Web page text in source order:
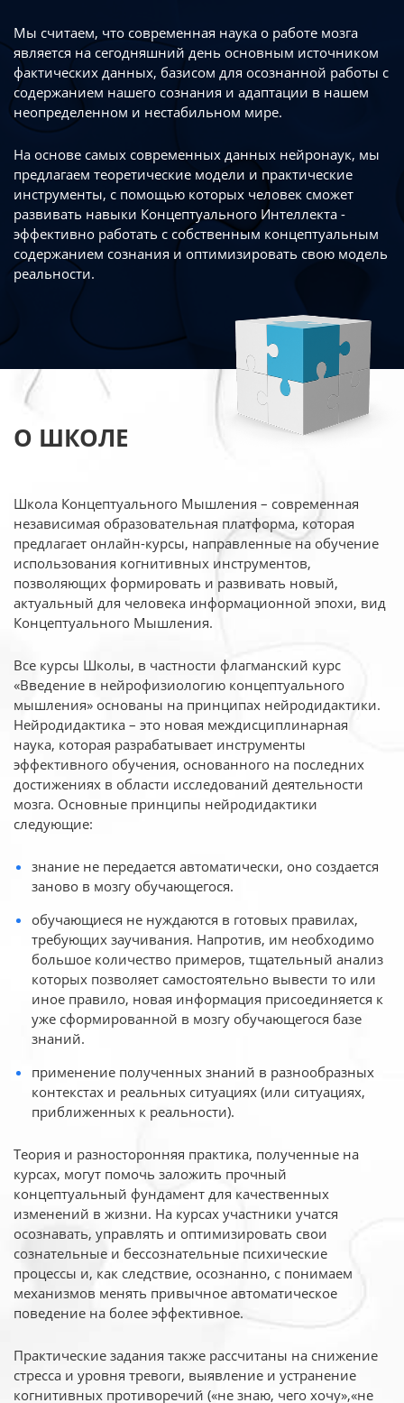
Мы считаем, что современная наука о работе мозга
является на сегодняшний день основным источником
фактических данных, базисом для осознанной работы с
содержанием нашего сознания и адаптации в нашем
неопределенном и нестабильном мире.
На основе самых современных данных нейронаук, мы
предлагаем теоретические модели и практические
инструменты, с помощью которых человек сможет
развивать навыки Концептуального Интеллекта -
эффективно работать с собственным концептуальным
содержанием сознания и оптимизировать свою модель
реальности.
О ШКОЛЕ
Школа Концептуального Мышления – современная
независимая образовательная платформа, которая
предлагает онлайн-курсы, направленные на обучение
использования когнитивных инструментов,
позволяющих формировать и развивать новый,
актуальный для человека информационной эпохи, вид
Концептуального Мышления.
Все курсы Школы, в частности флагманский курс
«Введение в нейрофизиологию концептуального
мышления» основаны на принципах нейродидактики.
Нейродидактика – это новая междисциплинарная
наука, которая разрабатывает инструменты
эффективного обучения, основанного на последних
достижениях в области исследований деятельности
мозга. Основные принципы нейродидактики
следующие:
знание не передается автоматически, оно создается
заново в мозгу обучающегося.
обучающиеся не нуждаются в готовых правилах,
требующих заучивания. Напротив, им необходимо
большое количество примеров, тщательный анализ
которых позволяет самостоятельно вывести то или
иное правило, новая информация присоединяется к
уже сформированной в мозгу обучающегося базе
знаний.
применение полученных знаний в разнообразных
контекстах и реальных ситуациях (или ситуациях,
приближенных к реальности).
Теория и разносторонняя практика, полученные на
курсах, могут помочь заложить прочный
концептуальный фундамент для качественных
изменений в жизни. На курсах участники учатся
осознавать, управлять и оптимизировать свои
сознательные и бессознательные психические
процессы и, как следствие, осознанно, с понимаем
механизмов менять привычное автоматическое
поведение на более эффективное.
Практические задания также рассчитаны на снижение
стресса и уровня тревоги, выявление и устранение
когнитивных противоречий («не знаю, чего хочу»,«не